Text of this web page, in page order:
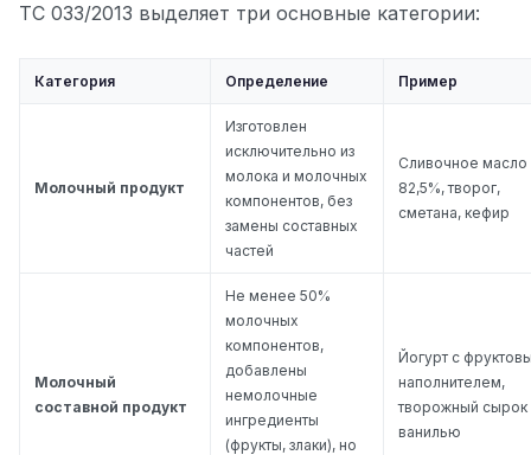
ТС 033/2013 выделяет три основные категории:
Категория Определение Пример
Молочный продукт
Изготовлен
исключительно из
молока и молочных
компонентов, без
замены составных
частей
Сливочное масло
82,5%, творог,
сметана, кефир
Молочный
составной продукт
Не менее 50%
молочных
компонентов,
добавлены
немолочные
ингредиенты
(фрукты, злаки), но
Йогурт с
наполнителем,
творожный сырок
ванилью